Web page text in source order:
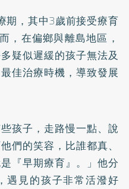
期，其中3歲前接受療育
，在偏鄉與離島地區，
疑似遲緩的孩子無法及
佳治療時機，導致發展
孩子，走路慢一點、說
們的笑容，比誰都真、
『早期療育』。」他分
遇見的孩子非常活潑好